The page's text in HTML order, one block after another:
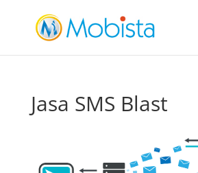
Jasa SMS Blast